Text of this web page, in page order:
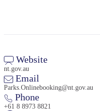
Website
nt.gov.au
Email
Parks.Onlinebooking@nt.gov.au
Phone
+61 8 8973 8821